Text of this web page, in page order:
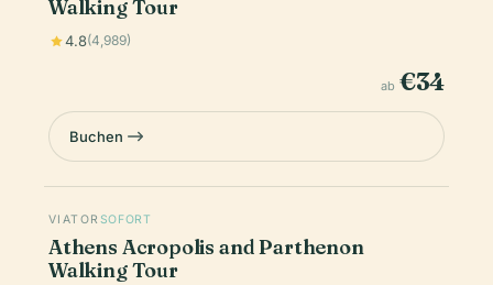
Walking Tour
4.8(4,989)
ab €34
Buchen
VIATOR SOFORT
Athens Acropolis and Parthenon
Walking Tour